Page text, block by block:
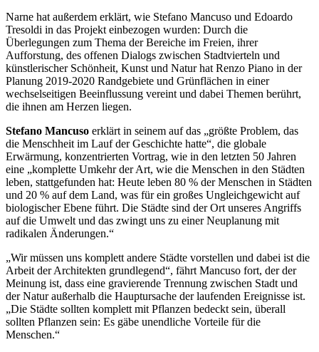
Narne hat außerdem erklärt, wie Stefano Mancuso und Edoardo
Tresoldi in das Projekt einbezogen wurden: Durch die
Überlegungen zum Thema der Bereiche im Freien, ihrer
Aufforstung, des offenen Dialogs zwischen Stadtvierteln und
künstlerischer Schönheit, Kunst und Natur hat Renzo Piano in der
Planung 2019-2020 Randgebiete und Grünflächen in einer
wechselseitigen Beeinflussung vereint und dabei Themen berührt,
die ihnen am Herzen liegen.
Stefano Mancuso erklärt in seinem auf das „größte Problem, das
die Menschheit im Lauf der Geschichte hatte“, die globale
Erwärmung, konzentrierten Vortrag, wie in den letzten 50 Jahren
eine „komplette Umkehr der Art, wie die Menschen in den Städten
leben, stattgefunden hat: Heute leben 80 % der Menschen in Städten
und 20 % auf dem Land, was für ein großes Ungleichgewicht auf
biologischer Ebene führt. Die Städte sind der Ort unseres Angriffs
auf die Umwelt und das zwingt uns zu einer Neuplanung mit
radikalen Änderungen.“
„Wir müssen uns komplett andere Städte vorstellen und dabei ist die
Arbeit der Architekten grundlegend“, fährt Mancuso fort, der der
Meinung ist, dass eine gravierende Trennung zwischen Stadt und
der Natur außerhalb die Hauptursache der laufenden Ereignisse ist.
„Die Städte sollten komplett mit Pflanzen bedeckt sein, überall
sollten Pflanzen sein: Es gäbe unendliche Vorteile für die
Menschen.“